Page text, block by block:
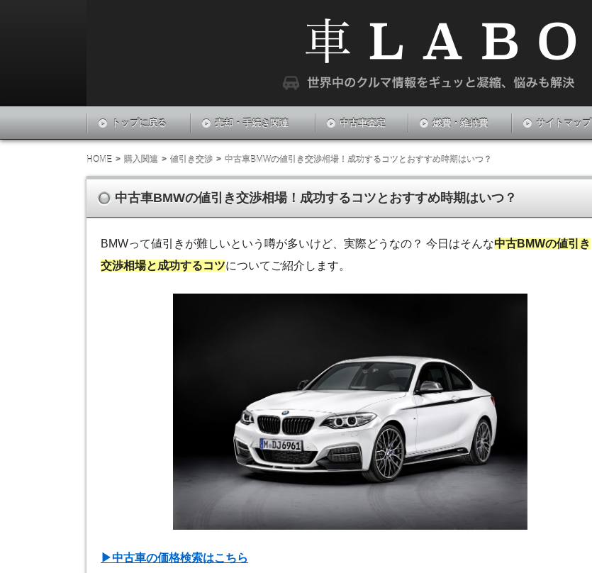
トップに戻る 売却・手続き関連 中古車査定 燃費・維持費 サイトマップ
HOME 購入関連 値引き交渉 中古車BMWの値引き交渉相場！成功するコツとおすすめ時期はいつ？
中古車BMWの値引き交渉相場！成功するコツとおすすめ時期はいつ？
BMWって値引きが難しいという噂が多いけど、実際どうなの？ 今日はそんな中古BMWの値引き
交渉相場と成功するコツについてご紹介します。
▶︎中古車の価格検索はこちら